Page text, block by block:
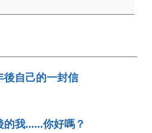
後自己的一封信
的我......你好嗎？